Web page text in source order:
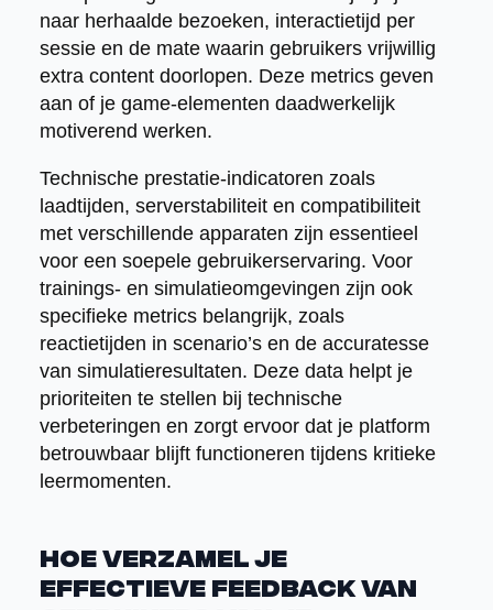
naar herhaalde bezoeken, interactietijd per
sessie en de mate waarin gebruikers vrijwillig
extra content doorlopen. Deze metrics geven
aan of je game-elementen daadwerkelijk
motiverend werken.
Technische prestatie-indicatoren zoals
laadtijden, serverstabiliteit en compatibiliteit
met verschillende apparaten zijn essentieel
voor een soepele gebruikerservaring. Voor
trainings- en simulatieomgevingen zijn ook
specifieke metrics belangrijk, zoals
reactietijden in scenario’s en de accuratesse
van simulatieresultaten. Deze data helpt je
prioriteiten te stellen bij technische
verbeteringen en zorgt ervoor dat je platform
betrouwbaar blijft functioneren tijdens kritieke
leermomenten.
Hoe verzamel je
effectieve feedback van